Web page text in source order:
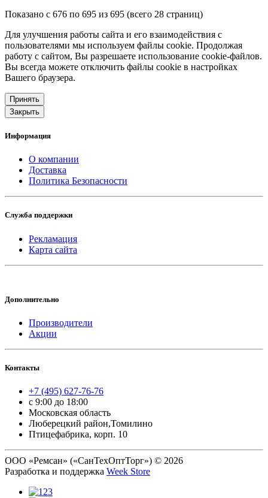
Показано с 676 по 695 из 695 (всего 28 страниц)
Для улучшения работы сайта и его взаимодействия с
пользователями мы используем файлы cookie. Продолжая
работу с сайтом, Вы разрешаете использование cookie-файлов.
Вы всегда можете отключить файлы cookie в настройках
Вашего браузера.
Принять
Закрыть
Информация
О компании
Доставка
Политика Безопасности
Служба поддержки
Рекламация
Карта сайта
Дополнительно
Производители
Акции
Контакты
+7 (495) 627-76-76
с 9:00 до 18:00
Московская область
Люберецкий район,Томилино
Птицефабрика, корп. 10
ООО «Ремсан» («СанТехОптТорг») © 2026
Разработка и поддержка Week Store